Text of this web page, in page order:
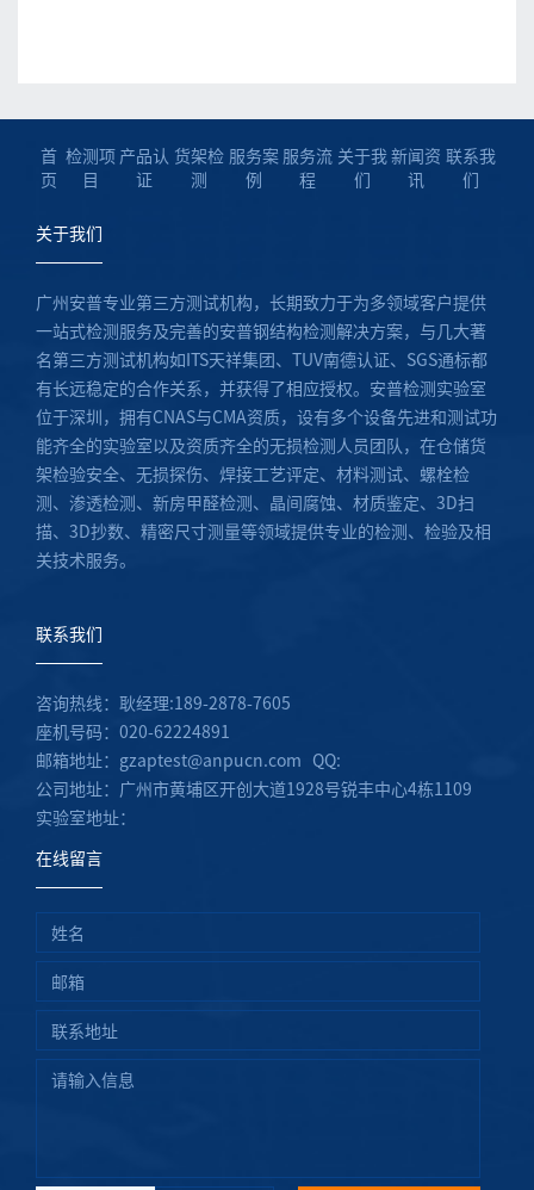
首
页
检测项
目
产品认
证
货架检
测
服务案
例
服务流
程
关于我
们
新闻资
讯
联系我
们
关于我们
广州安普专业第三方测试机构，长期致力于为多领域客户提供
一站式检测服务及完善的安普钢结构检测解决方案，与几大著
名第三方测试机构如ITS天祥集团、TUV南德认证、SGS通标都
有长远稳定的合作关系，并获得了相应授权。安普检测实验室
位于深圳，拥有CNAS与CMA资质，设有多个设备先进和测试功
能齐全的实验室以及资质齐全的无损检测人员团队，在仓储货
架检验安全、无损探伤、焊接工艺评定、材料测试、螺栓检
测、渗透检测、新房甲醛检测、晶间腐蚀、材质鉴定、3D扫
描、3D抄数、精密尺寸测量等领域提供专业的检测、检验及相
关技术服务。
联系我们
咨询热线：耿经理:189-2878-7605
座机号码：020-62224891
邮箱地址：gzaptest@anpucn.com QQ:
公司地址：广州市黄埔区开创大道1928号锐丰中心4栋1109
实验室地址：
在线留言